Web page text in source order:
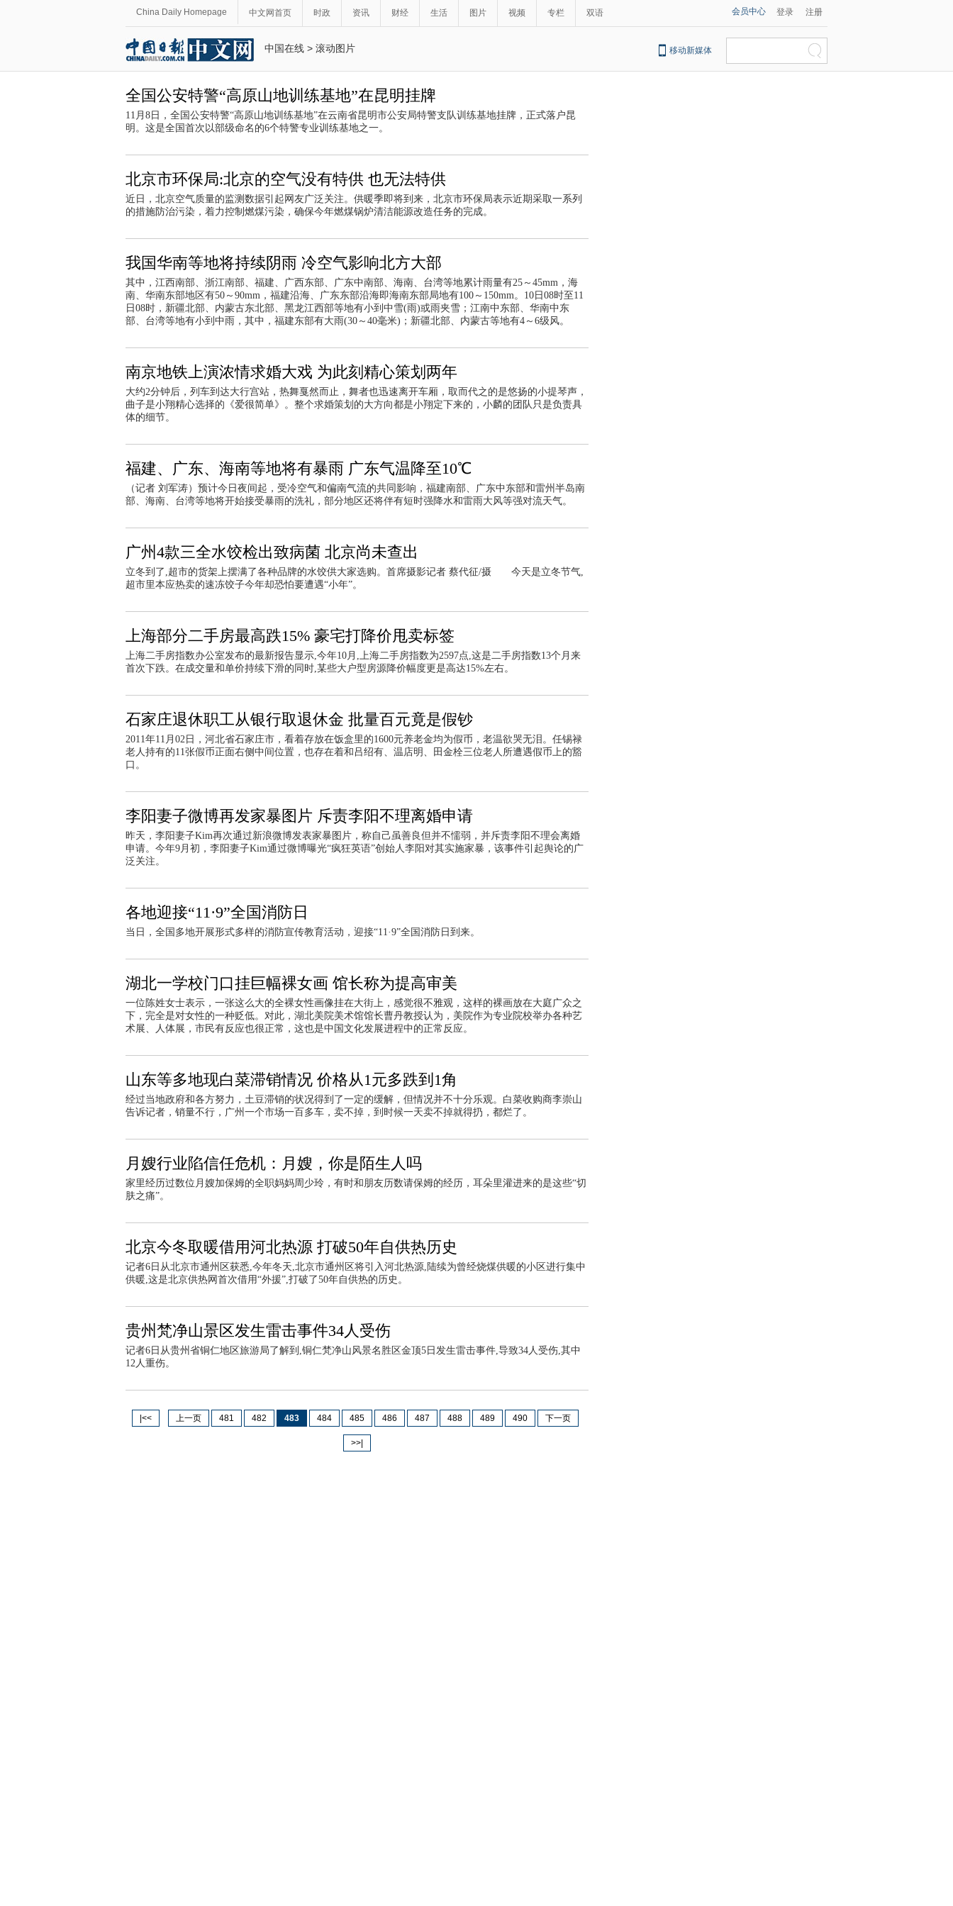
China Daily Homepage 中文网首页 时政 资讯 财经 生活 图片 视频 专栏 双语 会员中心 登录 注册
中国在线 > 滚动图片 移动新媒体
全国公安特警“高原山地训练基地”在昆明挂牌
11月8日，全国公安特警“高原山地训练基地”在云南省昆明市公安局特警支队训练基地挂牌，正式落户昆
明。这是全国首次以部级命名的6个特警专业训练基地之一。
北京市环保局:北京的空气没有特供 也无法特供
近日，北京空气质量的监测数据引起网友广泛关注。供暖季即将到来，北京市环保局表示近期采取一系列
的措施防治污染，着力控制燃煤污染，确保今年燃煤锅炉清洁能源改造任务的完成。
我国华南等地将持续阴雨 冷空气影响北方大部
其中，江西南部、浙江南部、福建、广西东部、广东中南部、海南、台湾等地累计雨量有25～45mm，海
南、华南东部地区有50～90mm，福建沿海、广东东部沿海即海南东部局地有100～150mm。10日08时至11
日08时，新疆北部、内蒙古东北部、黑龙江西部等地有小到中雪(雨)或雨夹雪；江南中东部、华南中东
部、台湾等地有小到中雨，其中，福建东部有大雨(30～40毫米)；新疆北部、内蒙古等地有4～6级风。
南京地铁上演浓情求婚大戏 为此刻精心策划两年
大约2分钟后，列车到达大行宫站，热舞戛然而止，舞者也迅速离开车厢，取而代之的是悠扬的小提琴声，
曲子是小翔精心选择的《爱很简单》。整个求婚策划的大方向都是小翔定下来的，小麟的团队只是负责具
体的细节。
福建、广东、海南等地将有暴雨 广东气温降至10℃
（记者 刘军涛）预计今日夜间起，受冷空气和偏南气流的共同影响，福建南部、广东中东部和雷州半岛南
部、海南、台湾等地将开始接受暴雨的洗礼，部分地区还将伴有短时强降水和雷雨大风等强对流天气。
广州4款三全水饺检出致病菌 北京尚未查出
立冬到了,超市的货架上摆满了各种品牌的水饺供大家选购。首席摄影记者 蔡代征/摄 今天是立冬节气,
超市里本应热卖的速冻饺子今年却恐怕要遭遇“小年”。
上海部分二手房最高跌15% 豪宅打降价甩卖标签
上海二手房指数办公室发布的最新报告显示,今年10月,上海二手房指数为2597点,这是二手房指数13个月来
首次下跌。在成交量和单价持续下滑的同时,某些大户型房源降价幅度更是高达15%左右。
石家庄退休职工从银行取退休金 批量百元竟是假钞
2011年11月02日，河北省石家庄市，看着存放在饭盒里的1600元养老金均为假币，老温欲哭无泪。任锡禄
老人持有的11张假币正面右侧中间位置，也存在着和吕绍有、温店明、田金栓三位老人所遭遇假币上的豁
口。
李阳妻子微博再发家暴图片 斥责李阳不理离婚申请
昨天，李阳妻子Kim再次通过新浪微博发表家暴图片，称自己虽善良但并不懦弱，并斥责李阳不理会离婚
申请。今年9月初，李阳妻子Kim通过微博曝光“疯狂英语”创始人李阳对其实施家暴，该事件引起舆论的广
泛关注。
各地迎接“11·9”全国消防日
当日，全国多地开展形式多样的消防宣传教育活动，迎接“11·9”全国消防日到来。
湖北一学校门口挂巨幅裸女画 馆长称为提高审美
一位陈姓女士表示，一张这么大的全裸女性画像挂在大街上，感觉很不雅观，这样的裸画放在大庭广众之
下，完全是对女性的一种贬低。对此，湖北美院美术馆馆长曹丹教授认为，美院作为专业院校举办各种艺
术展、人体展，市民有反应也很正常，这也是中国文化发展进程中的正常反应。
山东等多地现白菜滞销情况 价格从1元多跌到1角
经过当地政府和各方努力，土豆滞销的状况得到了一定的缓解，但情况并不十分乐观。白菜收购商李崇山
告诉记者，销量不行，广州一个市场一百多车，卖不掉，到时候一天卖不掉就得扔，都烂了。
月嫂行业陷信任危机：月嫂，你是陌生人吗
家里经历过数位月嫂加保姆的全职妈妈周少玲，有时和朋友历数请保姆的经历，耳朵里灌进来的是这些“切
肤之痛”。
北京今冬取暖借用河北热源 打破50年自供热历史
记者6日从北京市通州区获悉,今年冬天,北京市通州区将引入河北热源,陆续为曾经烧煤供暖的小区进行集中
供暖,这是北京供热网首次借用“外援”,打破了50年自供热的历史。
贵州梵净山景区发生雷击事件34人受伤
记者6日从贵州省铜仁地区旅游局了解到,铜仁梵净山风景名胜区金顶5日发生雷击事件,导致34人受伤,其中
12人重伤。
|<< 上一页 481 482 483 484 485 486 487 488 489 490 下一页
>>|